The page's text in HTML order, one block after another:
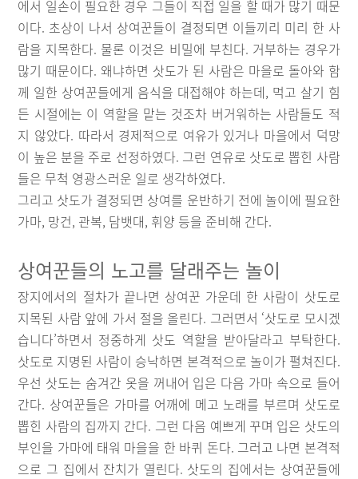
에서 일손이 필요한 경우 그들이 직접 일을 할 때가 많기 때문
이다. 초상이 나서 상여꾼들이 결정되면 이들끼리 미리 한 사
람을 지목한다. 물론 이것은 비밀에 부친다. 거부하는 경우가
많기 때문이다. 왜냐하면 삿도가 된 사람은 마을로 돌아와 함
께 일한 상여꾼들에게 음식을 대접해야 하는데, 먹고 살기 힘
든 시절에는 이 역할을 맡는 것조차 버거워하는 사람들도 적
지 않았다. 따라서 경제적으로 여유가 있거나 마을에서 덕망
이 높은 분을 주로 선정하였다. 그런 연유로 삿도로 뽑힌 사람
들은 무척 영광스러운 일로 생각하였다.
그리고 삿도가 결정되면 상여를 운반하기 전에 놀이에 필요한
가마, 망건, 관복, 담뱃대, 휘양 등을 준비해 간다.
상여꾼들의 노고를 달래주는 놀이
장지에서의 절차가 끝나면 상여꾼 가운데 한 사람이 삿도로
지목된 사람 앞에 가서 절을 올린다. 그러면서 ‘삿도로 모시겠
습니다’하면서 정중하게 삿도 역할을 받아달라고 부탁한다.
삿도로 지명된 사람이 승낙하면 본격적으로 놀이가 펼쳐진다.
우선 삿도는 숨겨간 옷을 꺼내어 입은 다음 가마 속으로 들어
간다. 상여꾼들은 가마를 어깨에 메고 노래를 부르며 삿도로
뽑힌 사람의 집까지 간다. 그런 다음 예쁘게 꾸며 입은 삿도의
부인을 가마에 태워 마을을 한 바퀴 돈다. 그러고 나면 본격적
으로 그 집에서 잔치가 열린다. 삿도의 집에서는 상여꾼들에